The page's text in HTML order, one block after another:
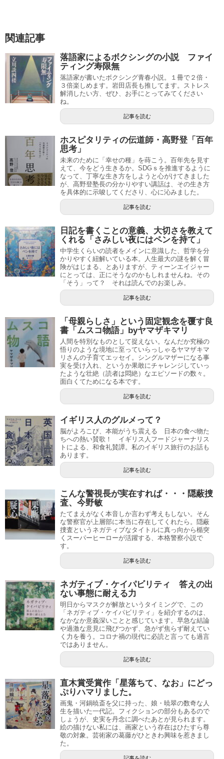
関連記事
落語家によるボクシングの小説 ファイ
ティング寿限無
落語家が書いたボクシング青春小説。１冊で２倍・
３倍楽しめます。岩田店長も推してます。ストレス
解消したい方、ぜひ、お手にとってみてください
ね。
記事を読む
ホスピタリティの伝道師・高野登「百年
思考」
未来のために「幸せの種」を蒔こう。百年先を見す
えて、今をどう生きるか。SDGｓを推進するように
なって、丁寧な生き方をしようと心がけてきました
が、高野登塾長の分かりやすい講話は、その生き方
を具体的に示唆してくださり、心に沁みました。
記事を読む
日記を書くことの意義、大切さを教えて
くれる「さみしい夜にはペンを持て」
中学生くらいの読者をメインに意識した、哲学を分
かりやすく紐解いている本。人生最大の謎を解く冒
険がはじまる、とありますが、ティーンエイジャー
にとっては、正にそうなのかもしれませんね。その
「そう」って？ それは読んでのお楽しみ。
記事を読む
「母親らしさ」という固定観念を覆す良
書「ムスコ物語」byヤマザキマリ
人間を特別なものとして捉えない。なんだか究極の
悟りのような境地に至っていらっしゃるヤマザキマ
リさんの子育てエッセイ。シングルマザーになる事
実を受け入れ、というか果敢にチャレンジしていっ
たような壮絶（読者は悶絶）なエピソードの数々。
面白くてためになる本です。
記事を読む
イギリス人のグルメって？
脳がよろこび、本能がうち震える 日本の食べ物た
ちへの熱い賛歌！ イギリス人フードジャーナリス
トによる、和食礼賛譚。私のイギリス旅行のお話も
あります。
記事を読む
こんな警視長が実在すれば・・・隠蔽捜
査、今野敏
たてまえがなく本音しか言わず考えもしない。そん
な警察官が上層部に本当に存在してくれたら。隠蔽
捜査というネガティブなタイトルに真っ向から楯突
くスーパーヒーローが活躍する、本格警察小説で
す。
記事を読む
ネガティブ・ケイパビリティ 答えの出
ない事態に耐える力
明日からマスクが解放というタイミングで、この
「ネガティブ・ケイパビリティ」を紹介するのは、
なかなか意義深いことと感じています。早急な結論
や過激な意見に飛びつかず、急がず焦らず耐えてい
く力を養う。コロナ禍の現代に必読と言っても過言
ではありません。
記事を読む
直木賞受賞作「星落ちて、なお」にどっ
ぷりハマリました。
画鬼・河鍋暁斎を父に持った、娘・暁翠の数奇な人
生を描いた一代記。フィクションの部分もあるので
しょうが、史実を丹念に調べたあとが見られます。
絵の描けない私には、画家という存在はひたすら尊
敬の対象。芸術家の葛藤がひときわ興味を惹きまし
た。